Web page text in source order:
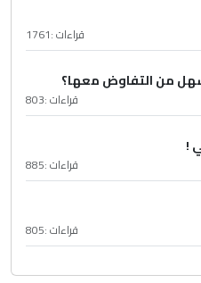
قراءات :1761
من التفاوض معها؟
قراءات :803
!
قراءات :885
قراءات :805